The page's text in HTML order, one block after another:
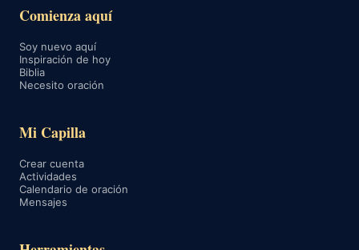
Comienza aquí
Soy nuevo aquí
Inspiración de hoy
Biblia
Necesito oración
Mi Capilla
Crear cuenta
Actividades
Calendario de oración
Mensajes